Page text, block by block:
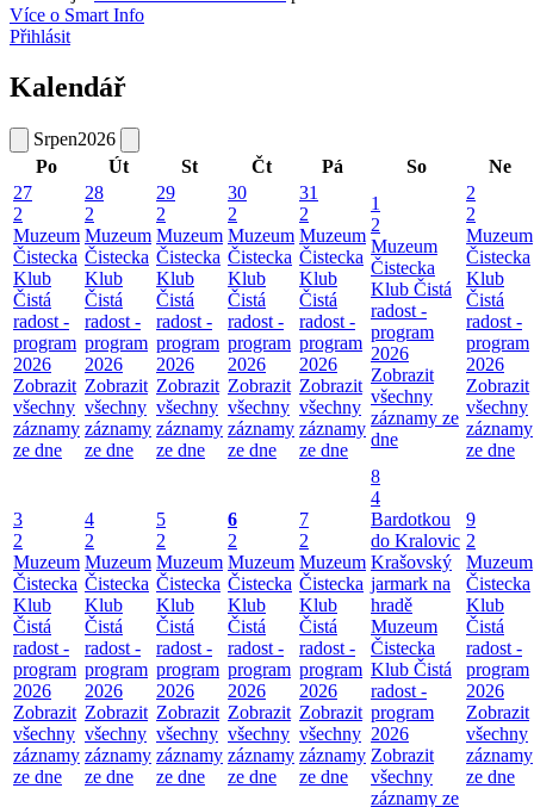
Více o Smart Info
Přihlásit
Kalendář
Srpen2026
Po
Út St Čt Pá So
Ne
27
2
Muzeum
Čistecka
Klub
Čistá
radost -
program
2026
Zobrazit
všechny
záznamy
ze dne
28
2
Muzeum
Čistecka
Klub
Čistá
radost -
program
2026
Zobrazit
všechny
záznamy
ze dne
29
2
Muzeum
Čistecka
Klub
Čistá
radost -
program
2026
Zobrazit
všechny
záznamy
ze dne
30
2
Muzeum
Čistecka
Klub
Čistá
radost -
program
2026
Zobrazit
všechny
záznamy
ze dne
31
2
Muzeum
Čistecka
Klub
Čistá
radost -
program
2026
Zobrazit
všechny
záznamy
ze dne
1
2
Muzeum
Čistecka
Klub Čistá
radost -
program
2026
Zobrazit
všechny
záznamy ze
dne
2
2
Muzeum
Čistecka
Klub
Čistá
radost -
program
2026
Zobrazit
všechny
záznamy
ze dne
3
2
Muzeum
Čistecka
Klub
Čistá
radost -
program
2026
Zobrazit
všechny
záznamy
ze dne
4
2
Muzeum
Čistecka
Klub
Čistá
radost -
program
2026
Zobrazit
všechny
záznamy
ze dne
5
2
Muzeum
Čistecka
Klub
Čistá
radost -
program
2026
Zobrazit
všechny
záznamy
ze dne
6
2
Muzeum
Čistecka
Klub
Čistá
radost -
program
2026
Zobrazit
všechny
záznamy
ze dne
7
2
Muzeum
Čistecka
Klub
Čistá
radost -
program
2026
Zobrazit
všechny
záznamy
ze dne
8
4
Bardotkou
do Kralovic
Krašovský
jarmark na
hradě
Muzeum
Čistecka
Klub Čistá
radost -
program
2026
Zobrazit
všechny
záznamy ze
9
2
Muzeum
Čistecka
Klub
Čistá
radost -
program
2026
Zobrazit
všechny
záznamy
ze dne